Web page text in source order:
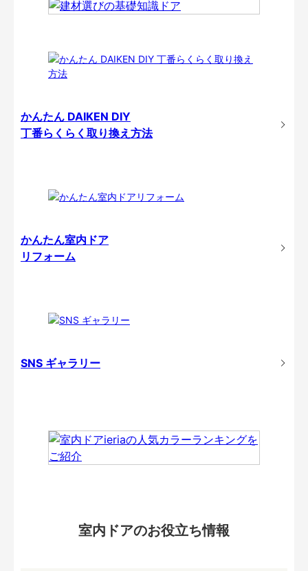
かんたん DAIKEN DIY
丁番らくらく取り換え方法
かんたん室内ドア
リフォーム
SNS ギャラリー
室内ドアのお役立ち情報